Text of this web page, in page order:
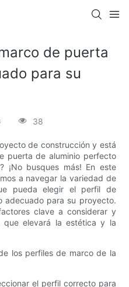
de puerta
para su
38
de construcción y está
puerta de aluminio perfecto
¡No busques más! En este
a navegar la variedad de
pueda elegir el perfil de
adecuado para su proyecto.
clave a considerar y
que elevará la estética y la
los perfiles de marco de la
el perfil correcto para